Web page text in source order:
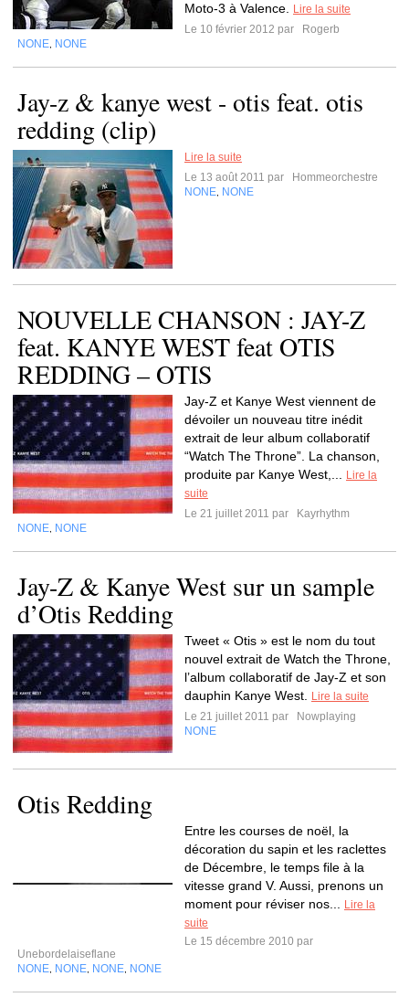
Moto-3 à Valence.
Lire la suite
Le 10 février 2012 par
Rogerb
NONE NONE
Jay-z & kanye west - otis feat. otis
redding (clip)
Lire la suite
Le 13 août 2011 par
Hommeorchestre
NONE NONE
NOUVELLE CHANSON : JAY-Z
feat. KANYE WEST feat OTIS
REDDING – OTIS
Jay-Z et Kanye West viennent de
dévoiler un nouveau titre inédit
extrait de leur album collaboratif
“Watch The Throne”. La chanson,
produite par Kanye West,...
Lire la
suite
Le 21 juillet 2011 par
Kayrhythm
NONE NONE
Jay-Z & Kanye West sur un sample
d’Otis Redding
Tweet « Otis » est le nom du tout
nouvel extrait de Watch the Throne,
l’album collaboratif de Jay-Z et son
dauphin Kanye West.
Lire la suite
Le 21 juillet 2011 par
Nowplaying
NONE
Otis Redding
Entre les courses de noël, la
décoration du sapin et les raclettes
de Décembre, le temps file à la
vitesse grand V. Aussi, prenons un
moment pour réviser nos...
Lire la
suite
Le 15 décembre 2010 par
Unebordelaiseflane
NONE NONE NONE NONE